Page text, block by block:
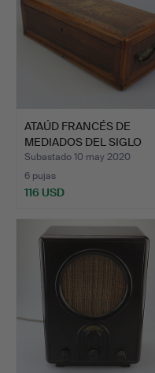
ATAÚD FRANCÉS DE
MEDIADOS DEL SIGLO
XIX.
Subastado 10 may 2020
6 pujas
116 USD